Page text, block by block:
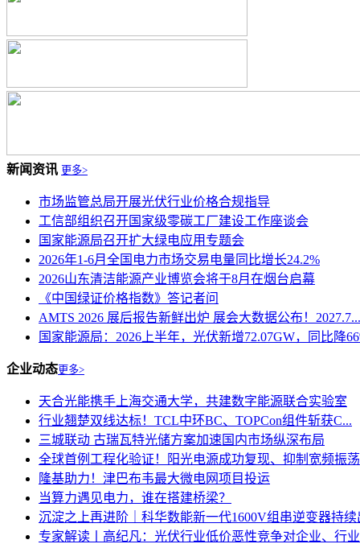
新闻资讯 更多>
市场监管总局开展光伏行业价格合规指导
工信部组织召开国家级零碳工厂建设工作座谈会
国家能源局召开扩大绿电应用专题会
2026年1-6月全国电力市场交易电量同比增长24.2%
2026山东清洁能源产业博览会将于8月在烟台启幕
《中国绿证价格指数》答记者问
AMTS 2026 展后报告新鲜出炉 展会大数据公布！
国家能源局：2026上半年，光伏新增72.07GW，同比降
企业动态更多>
天合光能携手上海交通大学，共建数字能源联合实验室
行业翘楚双线达标！TCL中环BC、TOPCon组件斩获C...
三城联动 古瑞瓦特光储方案加速国内市场纵深布局
全球首例工程化验证！阳光电源成功复现、抑制宽频振荡
隆基助力！津巴布韦最大微电网项目投运
当算力遇见电力，谁在搭建桥梁？
沉淀之上再进阶｜科华数能新一代1600V组串逆变器持续
专家解读丨高纪凡：光伏行业低价恶性竞争对企业、行